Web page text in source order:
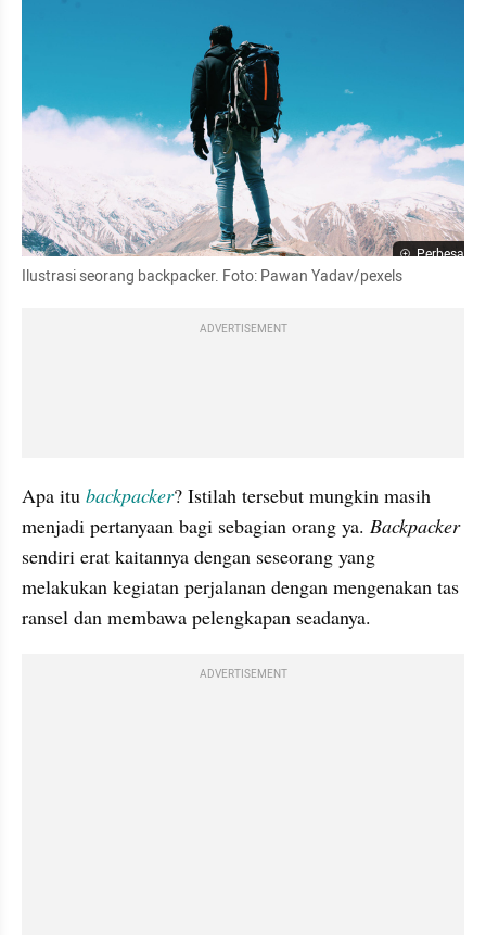
Perbesar
Ilustrasi seorang backpacker. Foto: Pawan Yadav/pexels
ADVERTISEMENT
Apa itu backpacker? Istilah tersebut mungkin masih
menjadi pertanyaan bagi sebagian orang ya. Backpacker
sendiri erat kaitannya dengan seseorang yang
melakukan kegiatan perjalanan dengan mengenakan tas
ransel dan membawa pelengkapan seadanya.
ADVERTISEMENT